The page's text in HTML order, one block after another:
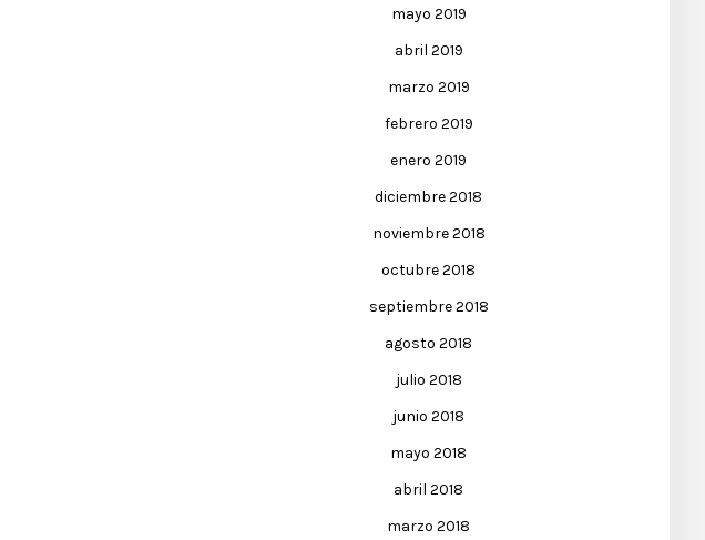
mayo 2019
abril 2019
marzo 2019
febrero 2019
enero 2019
diciembre 2018
noviembre 2018
octubre 2018
septiembre 2018
agosto 2018
julio 2018
junio 2018
mayo 2018
abril 2018
marzo 2018